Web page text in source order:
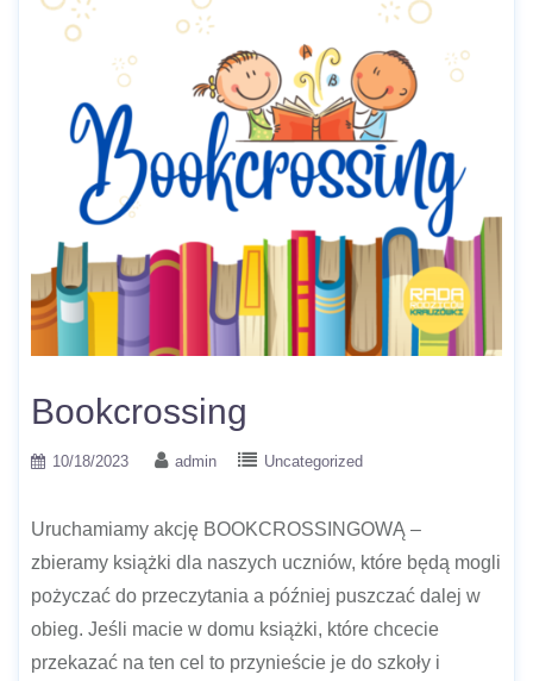
Bookcrossing
10/18/2023 admin Uncategorized
Uruchamiamy akcję BOOKCROSSINGOWĄ –
zbieramy książki dla naszych uczniów, które będą mogli
pożyczać do przeczytania a później puszczać dalej w
obieg. Jeśli macie w domu książki, które chcecie
przekazać na ten cel to przynieście je do szkoły i